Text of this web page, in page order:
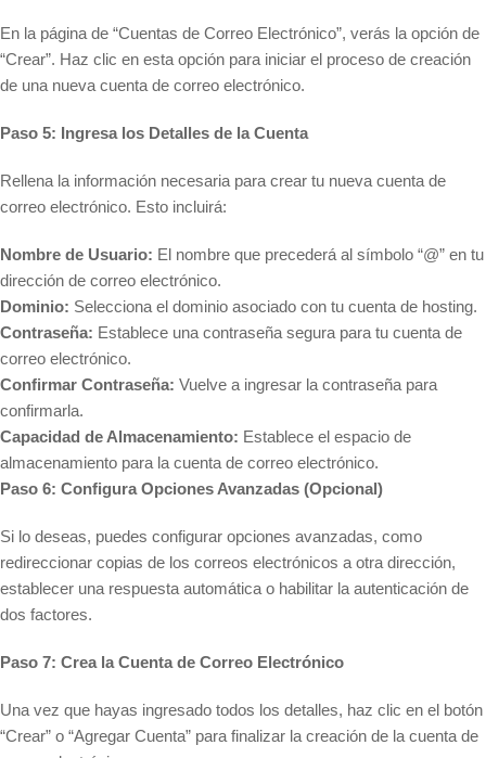
En la página de “Cuentas de Correo Electrónico”, verás la opción de
“Crear”. Haz clic en esta opción para iniciar el proceso de creación
de una nueva cuenta de correo electrónico.
Paso 5: Ingresa los Detalles de la Cuenta
Rellena la información necesaria para crear tu nueva cuenta de
correo electrónico. Esto incluirá:
Nombre de Usuario: El nombre que precederá al símbolo “@” en tu
dirección de correo electrónico.
Dominio: Selecciona el dominio asociado con tu cuenta de hosting.
Contraseña: Establece una contraseña segura para tu cuenta de
correo electrónico.
Confirmar Contraseña: Vuelve a ingresar la contraseña para
confirmarla.
Capacidad de Almacenamiento: Establece el espacio de
almacenamiento para la cuenta de correo electrónico.
Paso 6: Configura Opciones Avanzadas (Opcional)
Si lo deseas, puedes configurar opciones avanzadas, como
redireccionar copias de los correos electrónicos a otra dirección,
establecer una respuesta automática o habilitar la autenticación de
dos factores.
Paso 7: Crea la Cuenta de Correo Electrónico
Una vez que hayas ingresado todos los detalles, haz clic en el botón
“Crear” o “Agregar Cuenta” para finalizar la creación de la cuenta de